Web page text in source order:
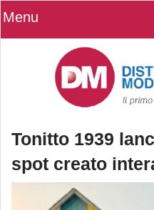
Menu
Tonitto 1939
spot creato